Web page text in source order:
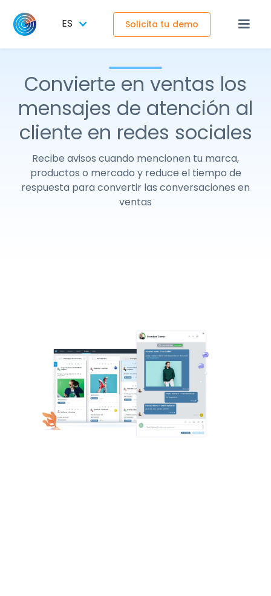
Solicita tu demo
ES
Convierte en ventas los
mensajes de atención al
cliente en redes sociales
Recibe avisos cuando mencionen tu marca,
productos o mercado y reduce el tiempo de
respuesta para convertir las conversaciones en
ventas